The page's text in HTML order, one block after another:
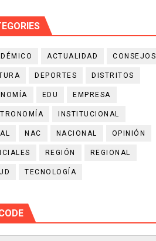
ACTUALIDAD CONSEJOS
DEPORTES DISTRITOS
EDU EMPRESA
INSTITUCIONAL
NAC NACIONAL OPINIÓN
REGIÓN REGIONAL
TECNOLOGÍA